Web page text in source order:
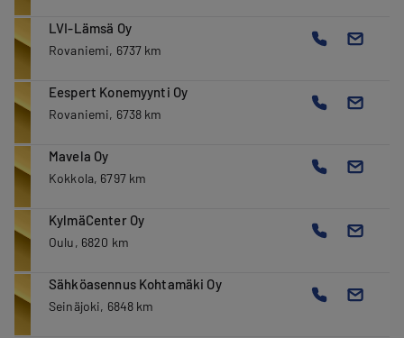
LVI-Lämsä Oy
Rovaniemi, 6737 km
Eespert Konemyynti Oy
Rovaniemi, 6738 km
Mavela Oy
Kokkola, 6797 km
KylmäCenter Oy
Oulu, 6820 km
Sähköasennus Kohtamäki Oy
Seinäjoki, 6848 km